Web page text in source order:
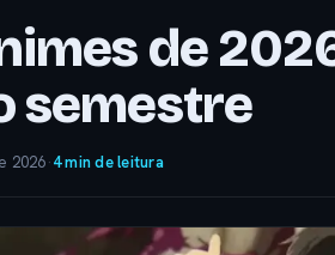
de
semestre
2026·4 min de leitura